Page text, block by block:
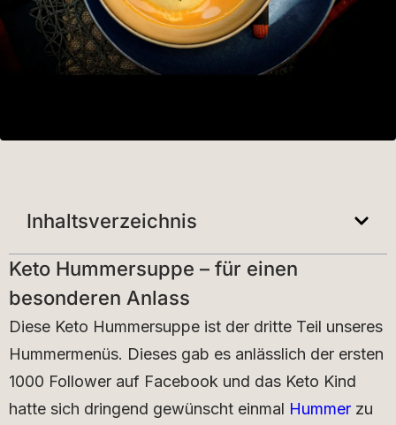
Inhaltsverzeichnis
Keto Hummersuppe – für einen
besonderen Anlass
Diese Keto Hummersuppe ist der dritte Teil unseres
Hummermenüs. Dieses gab es anlässlich der ersten
1000 Follower auf Facebook und das Keto Kind
hatte sich dringend gewünscht einmal Hummer zu